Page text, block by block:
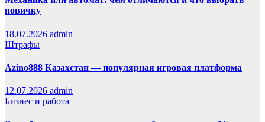
новичку
18.07.2026 admin
Штрафы
Azino888 Казахстан — популярная игровая платформа
12.07.2026 admin
Бизнес и работа